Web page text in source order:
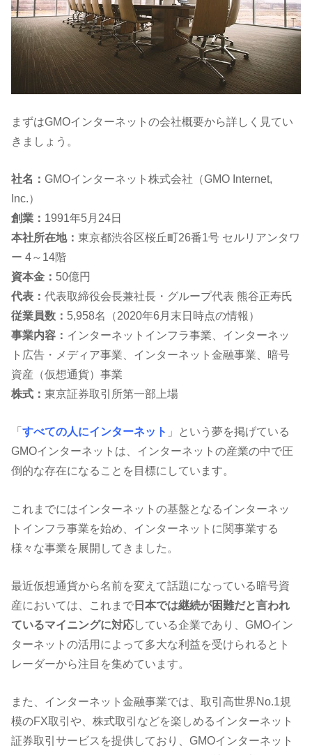
まずはGMOインターネットの会社概要から詳しく見てい
きましょう。
社名：GMOインターネット株式会社（GMO Internet,
Inc.）
創業： 1991年5月24日
本社所在地：東京都渋谷区桜丘町26番1号 セルリアンタワ
ー 4～14階
資本金： 50億円
代表：代表取締役会長兼社長・グループ代表 熊谷正寿氏
従業員数： 5,958名（2020年6月末日時点の情報）
事業内容： インターネットインフラ事業、インターネッ
ト広告・メディア事業、インターネット金融事業、暗号
資産（仮想通貨）事業
株式：東京証券取引所第一部上場
「すべての人にインターネット 」という夢を掲げている
GMOインターネットは、インターネットの産業の中で圧
倒的な存在になることを目標にしています。
これまでにはインターネットの基盤となるインターネッ
トインフラ事業を始め、インターネットに関事業する
様々な事業を展開してきました。
最近仮想通貨から名前を変えて話題になっている暗号資
産においては、これまで 日本では継続が困難だと言われ
ているマイニングに対応している企業であり、GMOイン
ターネットの活用によって多大な利益を受けられるとト
レーダーから注目を集めています。
また、インターネット金融事業では、取引高世界No.1規
模のFX取引や、株式取引などを楽しめるインターネット
証券取引サービスを提供しており、GMOインターネット